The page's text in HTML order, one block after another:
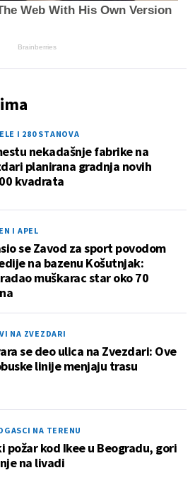
Web With His Own Version
Brainberries
I 280 STANOVA
nekadašnje fabrike na
planirana gradnja novih
kvadrata
I APEL
se Zavod za sport povodom
na bazenu Košutnjak:
muškarac star oko 70
NA ZVEZDARI
se deo ulica na Zvezdari: Ove
linije menjaju trasu
NA TERENU
požar kod Ikee u Beogradu, gori
na livadi